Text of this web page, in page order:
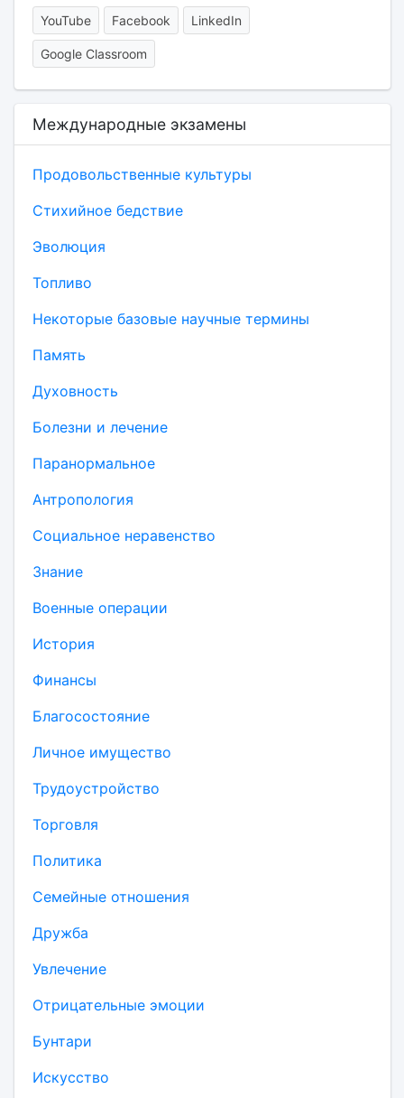
YouTube Facebook LinkedIn
Google Classroom
Международные экзамены
Продовольственные культуры
Cтихийное бедствие
Эволюция
Топливо
Некоторые базовые научные термины
Память
Духовность
Болезни и лечение
Паранормальное
Антропология
Социальное неравенство
Знание
Военные операции
История
Финансы
Благосостояние
Личное имущество
Трудоустройство
Торговля
Политика
Семейные отношения
Дружба
Увлечение
Отрицательные эмоции
Бунтари
Искусство